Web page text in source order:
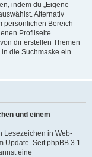
indem du „Eigene
Alternativ
persönlichen Bereich
Profilseite
dir erstellen Themen
die Suchmaske ein.
und einem
Lesezeichen in Web-
Update. Seit phpBB 3.1
eine